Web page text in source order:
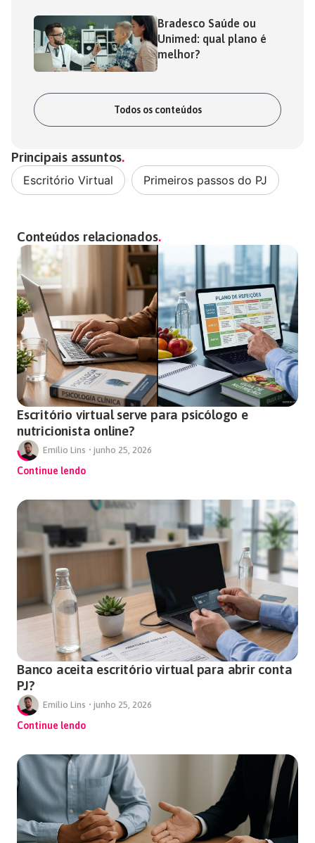
Bradesco Saúde ou
Unimed: qual plano é
melhor?
Todos os conteúdos
Principais assuntos
Escritório Virtual Primeiros passos do PJ
Conteúdos relacionados
Escritório virtual serve para psicólogo e
nutricionista online?
Emílio Lins • junho 25, 2026
Continue lendo
Banco aceita escritório virtual para abrir conta
PJ?
Emílio Lins • junho 25, 2026
Continue lendo